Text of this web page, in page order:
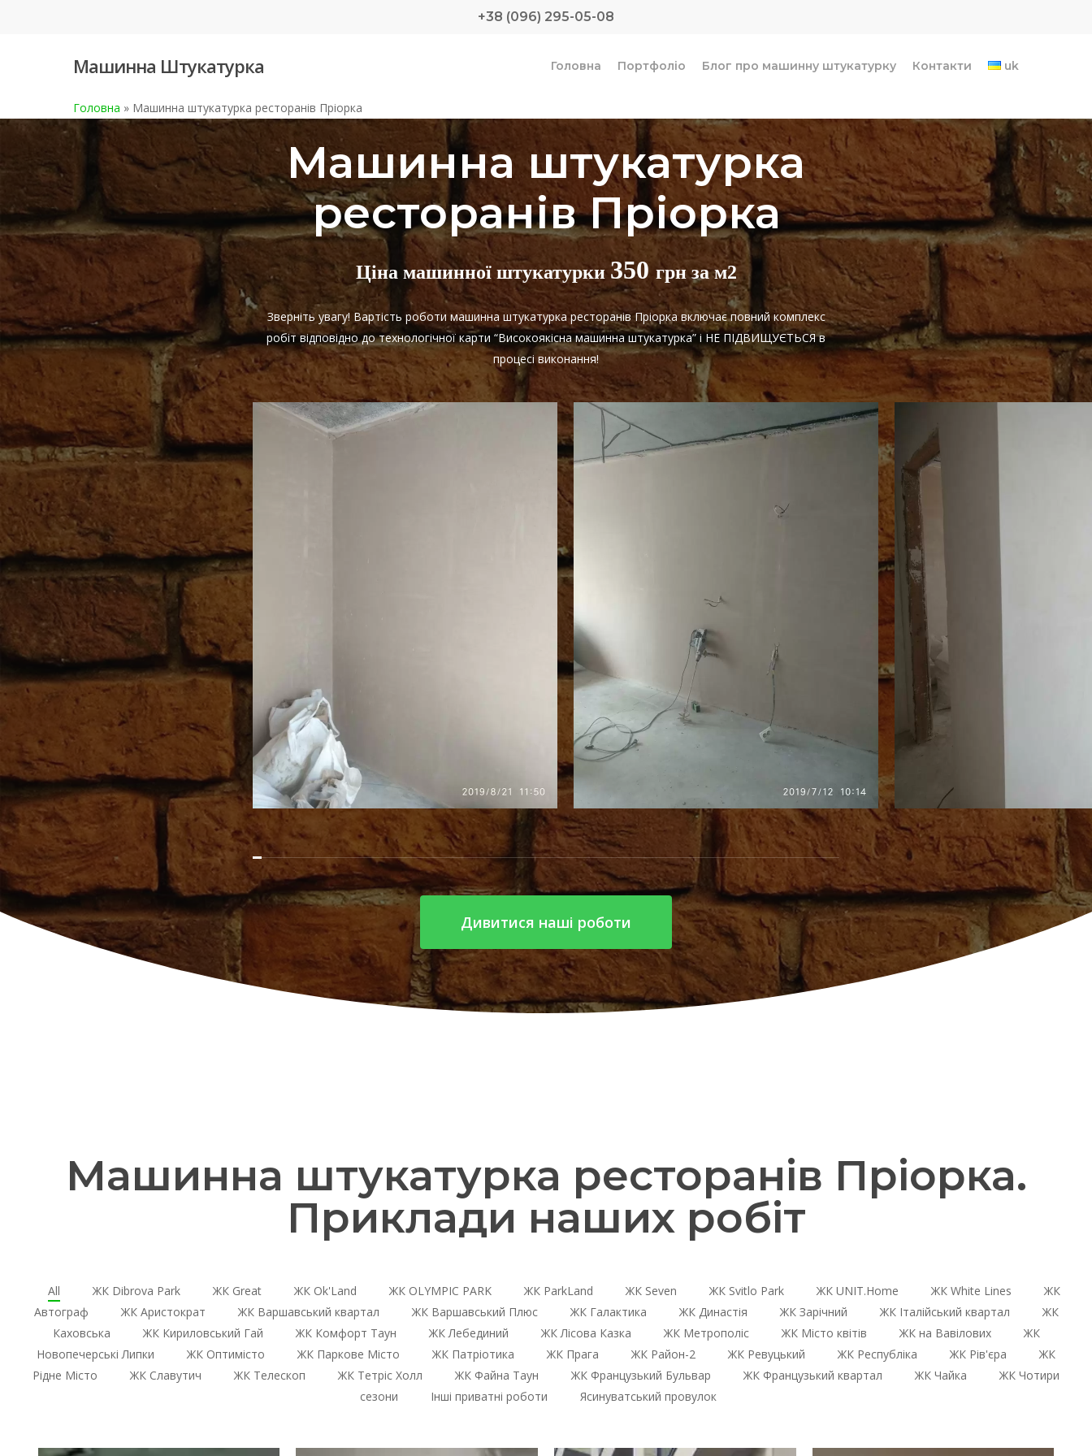
+38 (096) 295-05-08
Машинна Штукатурка Головна Портфоліо Блог про машинну штукатурку Контакти uk
Головна » Машинна штукатурка ресторанів Пріорка
Машинна штукатурка
ресторанів Пріорка
Ціна машинної штукатурки350грн за м2
Зверніть увагу! Вартість роботи машинна штукатурка ресторанів Пріорка включає повний комплекс
робіт відповідно до технологічної карти “Високоякісна машинна штукатурка” і НЕ ПІДВИЩУЄТЬСЯ в
процесі виконання!
Дивитися наші роботи
Машинна штукатурка ресторанів Пріорка.
Приклади наших робіт
All ЖК Dibrova Park ЖК Great ЖК Ok'Land ЖК OLYMPIC PARK ЖК ParkLand ЖК Seven ЖК Svitlo Park ЖК UNIT.Home ЖК White Lines
ЖК
Автограф
ЖК Аристократ ЖК Варшавський квартал ЖК Варшавський Плюс ЖК Галактика ЖК Династія ЖК Зарічний ЖК Італійський квартал
ЖК
Каховська
ЖК Кириловський Гай ЖК Комфорт Таун ЖК Лебединий ЖК Лісова Казка ЖК Метрополіс ЖК Місто квітів ЖК на Вавілових
ЖК
Новопечерські Липки
ЖК Оптимісто ЖК Паркове Місто ЖК Патріотика ЖК Прага ЖК Район-2 ЖК Ревуцький ЖК Республіка ЖК Рів'єра
ЖК
Рідне Місто
ЖК Славутич ЖК Телескоп ЖК Тетріс Холл ЖК Файна Таун ЖК Французький Бульвар ЖК Французький квартал ЖК Чайка
ЖК Чотири
сезони
Інші приватні роботи Ясинуватський провулок